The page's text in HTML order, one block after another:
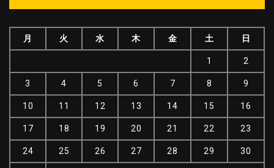
月 火 水 木 金 土 日
1 2
3 4 5 6 7 8 9
10 11 12 13 14 15 16
17 18 19 20 21 22 23
24 25 26 27 28 29 30